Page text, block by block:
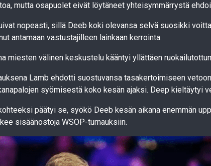
mutta osapuolet eivät löytäneet yhteisymmärrystä
nopeasti, sillä Deeb koki olevansa selvä suosikki
antamaan vastustajilleen lainkaan kerrointa.
miesten välinen keskustelu kääntyi yllättäen
Lamb ehdotti suostuvansa tasakertoimiseen
syömisestä koko kesän ajaksi. Deep kieltäytyi
päätyi se, syökö Deeb kesän aikana enemmän
sisäänostoja WSOP-turnauksiin.